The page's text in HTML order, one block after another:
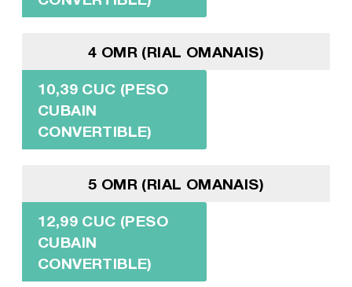
4 OMR (RIAL OMANAIS)
10,39 CUC (PESO
CUBAIN
CONVERTIBLE)
5 OMR (RIAL OMANAIS)
12,99 CUC (PESO
CUBAIN
CONVERTIBLE)